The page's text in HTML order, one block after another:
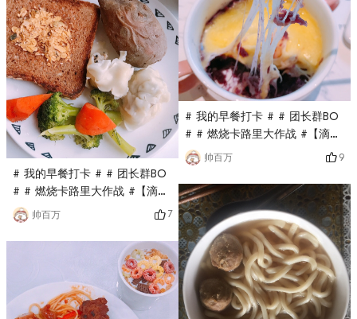
# 我的早餐打卡 # # 团长群BO
# # 燃烧卡路里大作战 #【滴，
打卡第二十四天】早餐吐司馄饨
西兰花➕紫薯
帅百万 7
# 我的早餐打卡 # # 团长群BO
# # 燃烧卡路里大作战 #【滴，
打卡第二十天】蓝莓芝士布丁
帅百万 9